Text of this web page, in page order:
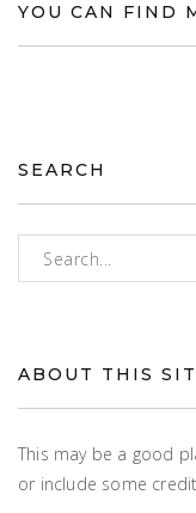
YOU CAN FIND
SEARCH
Rechercher :
ABOUT THIS
This may be a good
or include some